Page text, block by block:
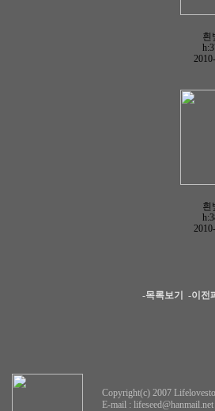
흰
흰
-목록보기 -이전
Copyright(c) 2007
E-mail : lifeseed@hanmail.net